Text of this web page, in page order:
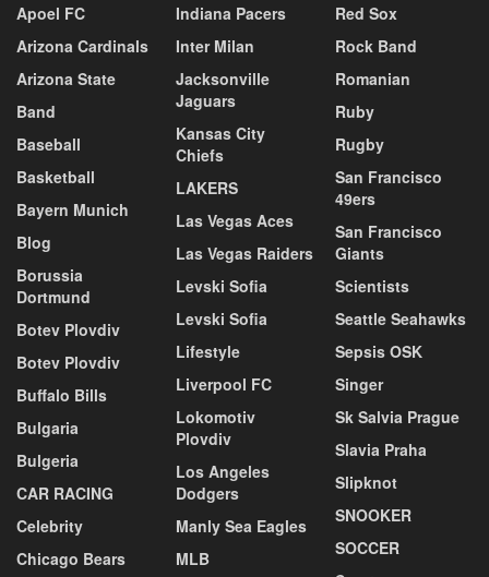
Apoel FC
Arizona Cardinals
Arizona State
Band
Baseball
Basketball
Bayern Munich
Blog
Borussia
Dortmund
Botev Plovdiv
Botev Plovdiv
Buffalo Bills
Bulgaria
Bulgeria
CAR RACING
Celebrity
Chicago Bears
Indiana Pacers
Inter Milan
Jacksonville
Jaguars
Kansas City
Chiefs
LAKERS
Las Vegas Aces
Las Vegas Raiders
Levski Sofia
Levski Sofia
Lifestyle
Liverpool FC
Lokomotiv
Plovdiv
Los Angeles
Dodgers
Manly Sea Eagles
MLB
Red Sox
Rock Band
Romanian
Ruby
Rugby
San Francisco
49ers
San Francisco
Giants
Scientists
Seattle Seahawks
Sepsis OSK
Singer
Sk Salvia Prague
Slavia Praha
Slipknot
SNOOKER
SOCCER